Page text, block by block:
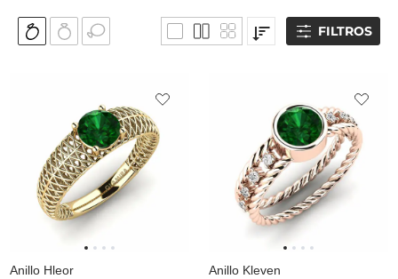
FILTROS
Anillo Hleor Anillo Kleven